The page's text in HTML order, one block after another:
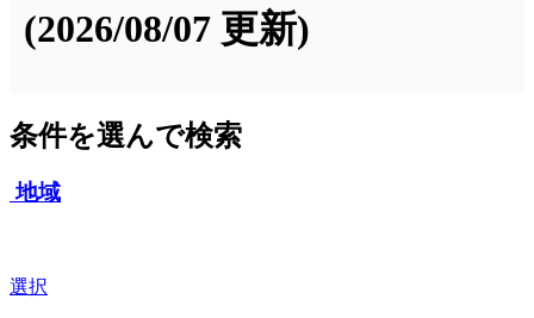
(2026/08/07 更新)
条件を選んで検索
地域
選択